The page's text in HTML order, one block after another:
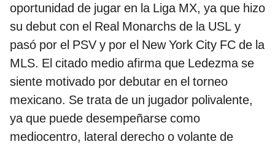
oportunidad de jugar en la Liga MX, ya que hizo
su debut con el Real Monarchs de la USL y
pasó por el PSV y por el New York City FC de la
MLS. El citado medio afirma que Ledezma se
siente motivado por debutar en el torneo
mexicano. Se trata de un jugador polivalente,
ya que puede desempeñarse como
mediocentro, lateral derecho o volante de